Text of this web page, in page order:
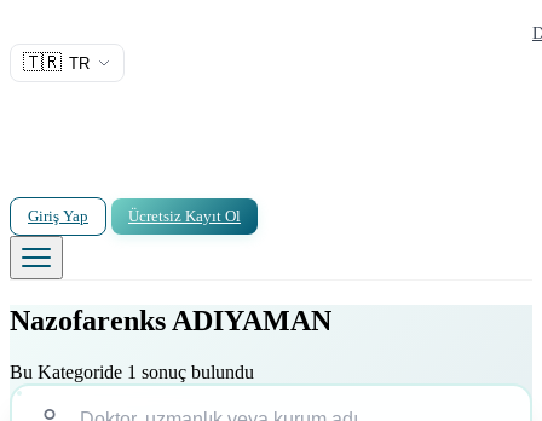
🇹🇷 TR
Giriş Yap Ücretsiz Kayıt Ol
Nazofarenks ADIYAMAN
Bu Kategoride 1 sonuç bulundu